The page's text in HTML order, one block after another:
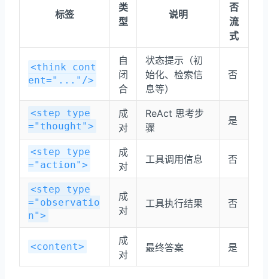
标签
类
型
说明
否
流
式
<think cont
ent="..."/>
自
闭
合
状态提示（初
始化、检索信
息等）
否
<step type
="thought">
成
对
ReAct 思考步
骤
是
<step type
="action">
成
对
工具调用信息 否
<step type
="observatio
n">
成
对
工具执行结果 否
<content>
成
对
最终答案 是